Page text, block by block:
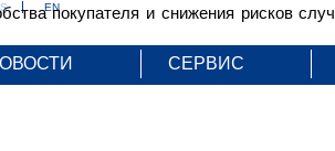
EN
СЕРВИС
покупателя и снижения рисков